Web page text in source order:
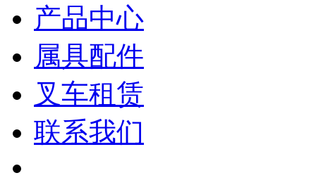
产品中心
属具配件
叉车租赁
联系我们